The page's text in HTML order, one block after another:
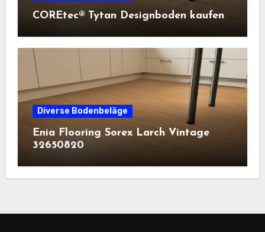
COREtec® Tytan Designboden kaufen
Diverse Bodenbeläge
Enia Flooring Sorex ​Larch Vintage
32650820